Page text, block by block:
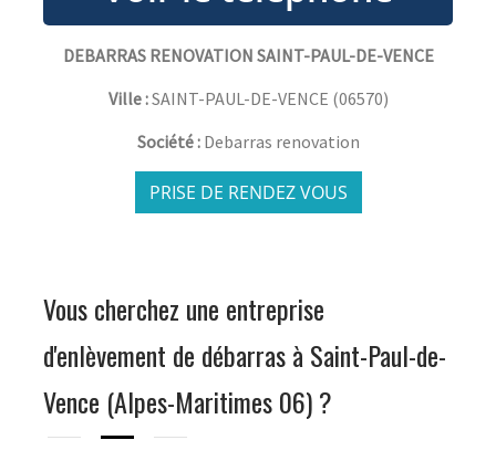
DEBARRAS RENOVATION SAINT-PAUL-DE-VENCE
Ville :SAINT-PAUL-DE-VENCE (06570)
Société : Debarras renovation
PRISE DE RENDEZ VOUS
Vous cherchez une entreprise
d'enlèvement de débarras à Saint-Paul-de-
Vence (Alpes-Maritimes 06) ?